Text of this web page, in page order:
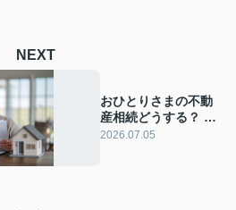
NEXT
おひとりさまの不動
産相続どうする？ 生
前対策で安心の準備
2026.07.05